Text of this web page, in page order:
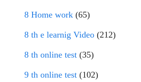
8 Home work (65)
8 th e learnig Video (212)
8 th online test (35)
9 th online test (102)